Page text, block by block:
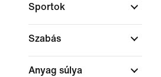
Sportok
Szabás
Anyag súlya